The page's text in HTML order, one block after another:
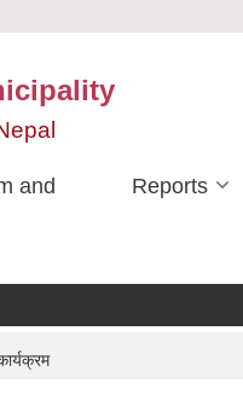
and Reports